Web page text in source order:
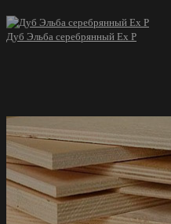
Дуб Эльба серебрянный Ex P